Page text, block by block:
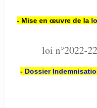
- Mise en œuvre de la
loi n°2022-
- Dossier